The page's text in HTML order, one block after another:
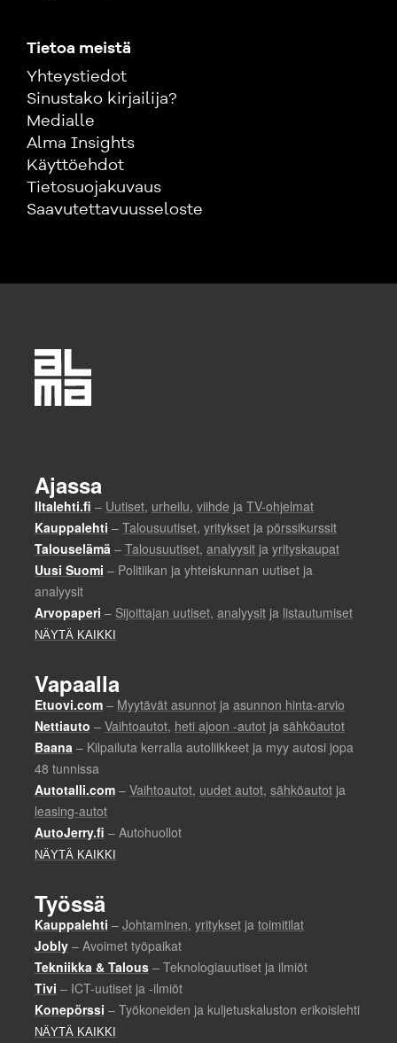
Tietoa meistä
Yhteystiedot
Sinustako kirjailija?
Medialle
Alma Insights
Käyttöehdot
Tietosuojakuvaus
Saavutettavuusseloste